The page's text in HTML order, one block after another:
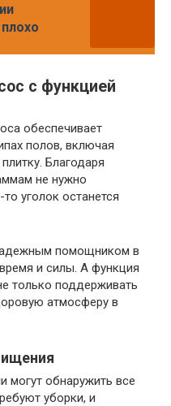
с функцией
обеспечивает
полов, включая
Благодаря
не нужно
уголок останется
помощником в
и силы. А функция
только поддерживать
атмосферу в
могут обнаружить все
уборки, и